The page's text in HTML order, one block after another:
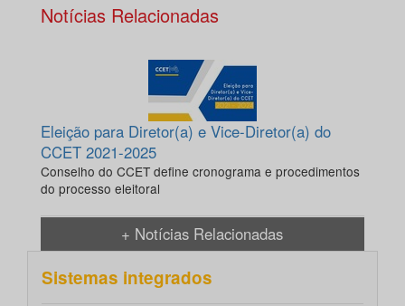
Notícias Relacionadas
Eleição para Diretor(a) e Vice-Diretor(a) do
CCET 2021-2025
Conselho do CCET define cronograma e procedimentos
do processo eleitoral
+ Notícias Relacionadas
Sistemas integrados